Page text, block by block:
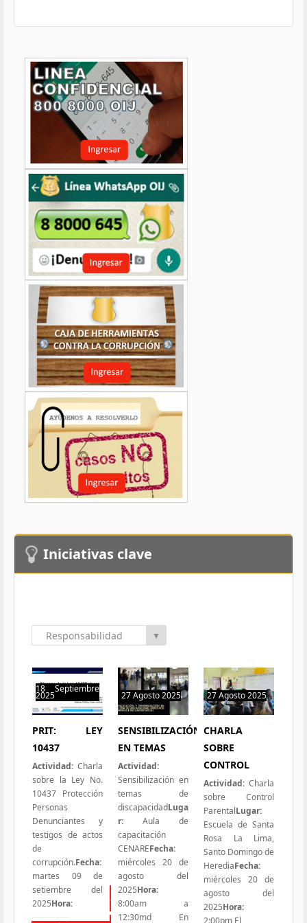
Iniciativas clave
Todas las Iniciativas
Responsabilidad
▼
18 Septiembre
2025
0 hit
PRIT: LEY
10437
Actividad: Charla
sobre la Ley No.
10437 Protección
Personas
Denunciantes y
testigos de actos
de
corrupción.Fecha:
martes 09 de
setiembre del
2025Hora:
27 Agosto 2025
0 hit
SENSIBILIZACIÓN
EN TEMAS
Actividad:
Sensibilización en
temas de
discapacidadLuga
r: Aula de
capacitación
CENAREFecha:
miércoles 20 de
agosto del
2025Hora:
8:00am a
12:30md En
27 Agosto 2025
0 hit
CHARLA
SOBRE
CONTROL
Actividad: Charla
sobre Control
ParentalLugar:
Escuela de Santa
Rosa La Lima,
Santo Domingo de
HerediaFecha:
miércoles 20 de
agosto del
2025Hora:
2:00pm El